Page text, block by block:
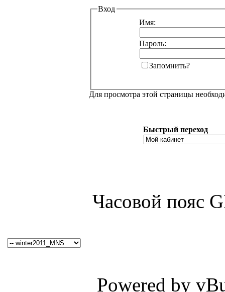
Вход
Имя:
Пароль:
Запомнить?
Для просмотра этой страницы
Быстрый переход
Часовой пояс
Powered by